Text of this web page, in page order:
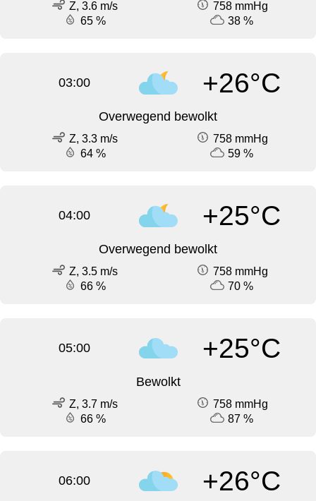
Z, 3.6 m/s
758 mmHg
65 %
38 %
03:00 +26°C
Overwegend bewolkt
Z, 3.3 m/s
758 mmHg
64 %
59 %
04:00 +25°C
Overwegend bewolkt
Z, 3.5 m/s
758 mmHg
66 %
70 %
05:00 +25°C
Bewolkt
Z, 3.7 m/s
758 mmHg
66 %
87 %
06:00 +26°C